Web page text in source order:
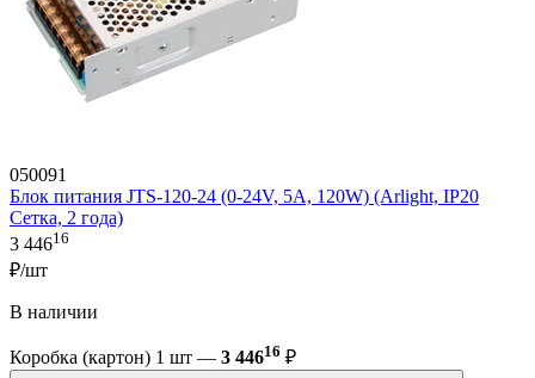
050091
Блок питания JTS-120-24 (0-24V, 5A, 120W) (Arlight, IP20
Сетка, 2 года)
3 44616
₽/шт
В наличии
Коробка (картон) 1 шт — 3 44616 ₽